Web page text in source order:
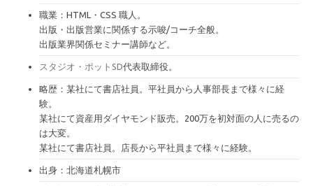
職業：HTML・CSS 職人。
出版・出版営業に関係する示唆/コーチ全般。
出版業界関係セミナー講師など。
スタジオ・ポットSD代表取締役。
略歴：某社にて書店社員。平社員から人事部長まで様々に経
験。
某社にて資産用ダイヤモンド販売。200万を初対面の人に売るの
は大変。
某社にて書店社員。店長から平社員まで様々に経験。
出身：北海道札幌市